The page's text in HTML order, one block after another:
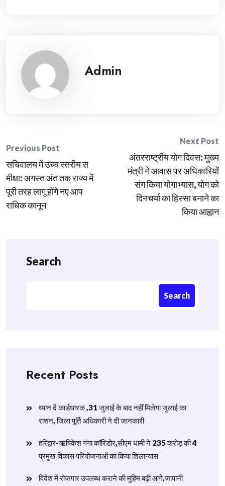
Admin
Post
navigation
Previous Post
सचिवालय में उच्च स्तरीय स
मीक्षा: अगस्त अंत तक राज्य में
पूरी तरह लागू होंगे नए आप
राधिक कानून
Next Post
अंतरराष्ट्रीय योग दिवस: मुख्य
मंत्री ने आवास पर अधिकारियों
संग किया योगाभ्यास, योग को
दिनचर्या का हिस्सा बनाने का
किया आह्वान
Search
Search
Recent Posts
ध्यान दें कार्डधारक ,31 जुलाई के बाद नहीं मिलेगा जुलाई का
राशन, जिला पूर्ति अधिकारी ने दी जानकारी
हरिद्वार-ऋषिकेश गंगा कॉरिडोर,सीएम धामी ने 235 करोड़ की 4
प्रमुख विकास परियोजनाओं का किया शिलान्यास
विदेश में रोजगार उपलब्ध कराने की मुहिम बढ़ी आगे,जापानी